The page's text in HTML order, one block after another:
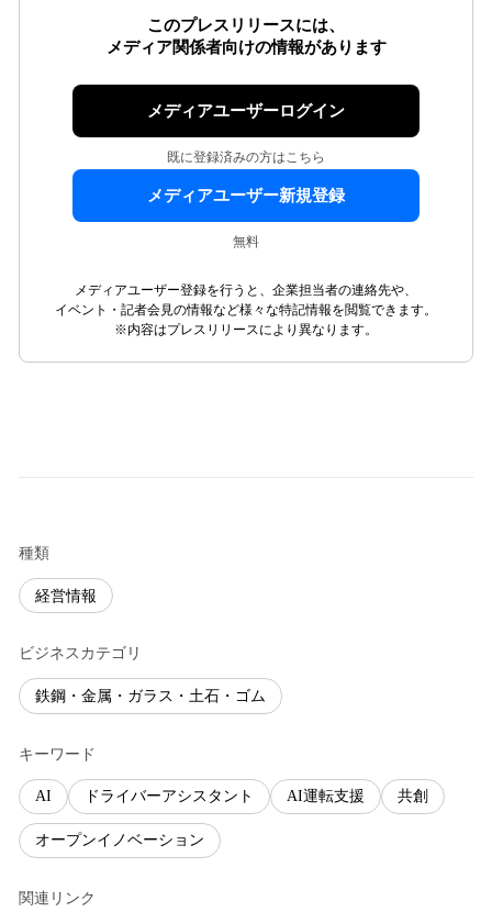
このプレスリリースには、
メディア関係者向けの情報があります
メディアユーザーログイン
既に登録済みの方はこちら
メディアユーザー新規登録
無料
メディアユーザー登録を行うと、企業担当者の連絡先や、
イベント・記者会見の情報など様々な特記情報を閲覧できます。
※内容はプレスリリースにより異なります。
種類
経営情報
ビジネスカテゴリ
鉄鋼・金属・ガラス・土石・ゴム
キーワード
AI ドライバーアシスタント AI運転支援 共創
オープンイノベーション
関連リンク